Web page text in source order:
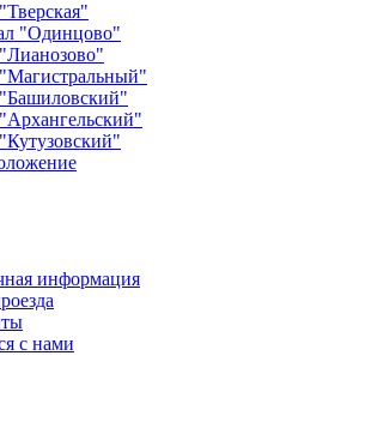
"Одинцово"
информация
с нами